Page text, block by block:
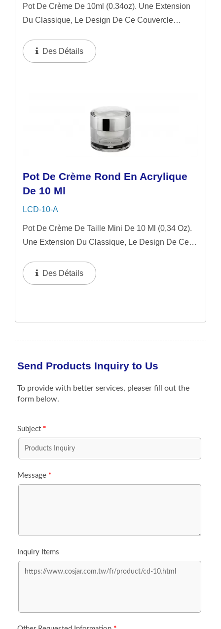
Pot De Crème De 10ml (0.34oz). Une Extension
Du Classique, Le Design De Ce Couvercle
Amélioration Visuelle À Son Design Avec Des
Variations Subtiles.
Des Détails
Pot De Crème Rond En Acrylique
De 10 Ml
LCD-10-A
Pot De Crème De Taille Mini De 10 Ml (0,34 Oz).
Une Extension Du Classique, Le Design De Ce
Ajoutant Une Amélioration Visuelle À Son Design
Avec Des Variations...
Des Détails